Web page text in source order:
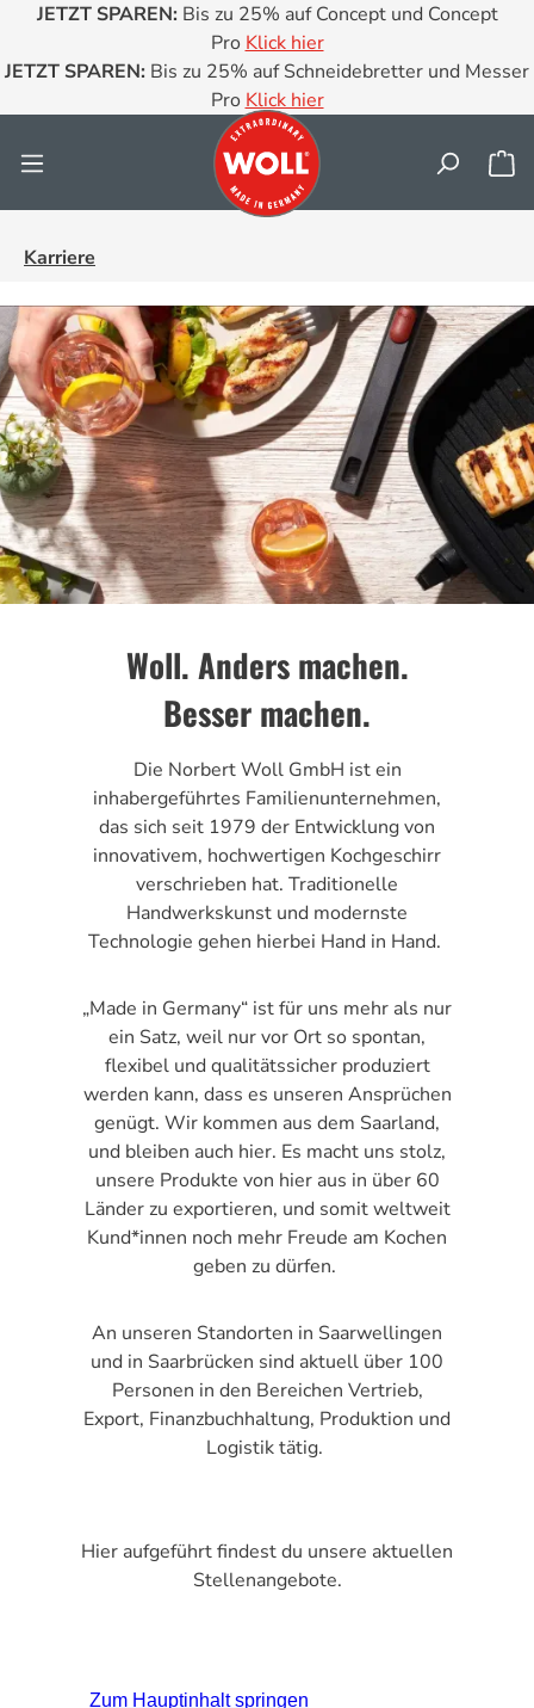
Zum Hauptinhalt springen
JETZT SPAREN: Bis zu 25% auf Concept und Concept
Pro Klick hier
JETZT SPAREN: Bis zu 25% auf Schneidebretter und Messer
Pro Klick hier
Karriere
Woll. Anders machen.
Besser machen.
Die Norbert Woll GmbH ist ein
inhabergeführtes Familienunternehmen,
das sich seit 1979 der Entwicklung von
innovativem, hochwertigen Kochgeschirr
verschrieben hat. Traditionelle
Handwerkskunst und modernste
Technologie gehen hierbei Hand in Hand.
„Made in Germany“ ist für uns mehr als nur
ein Satz, weil nur vor Ort so spontan,
flexibel und qualitätssicher produziert
werden kann, dass es unseren Ansprüchen
genügt. Wir kommen aus dem Saarland,
und bleiben auch hier. Es macht uns stolz,
unsere Produkte von hier aus in über 60
Länder zu exportieren, und somit weltweit
Kund*innen noch mehr Freude am Kochen
geben zu dürfen.
An unseren Standorten in Saarwellingen
und in Saarbrücken sind aktuell über 100
Personen in den Bereichen Vertrieb,
Export, Finanzbuchhaltung, Produktion und
Logistik tätig.
Hier aufgeführt findest du unsere aktuellen
Stellenangebote.